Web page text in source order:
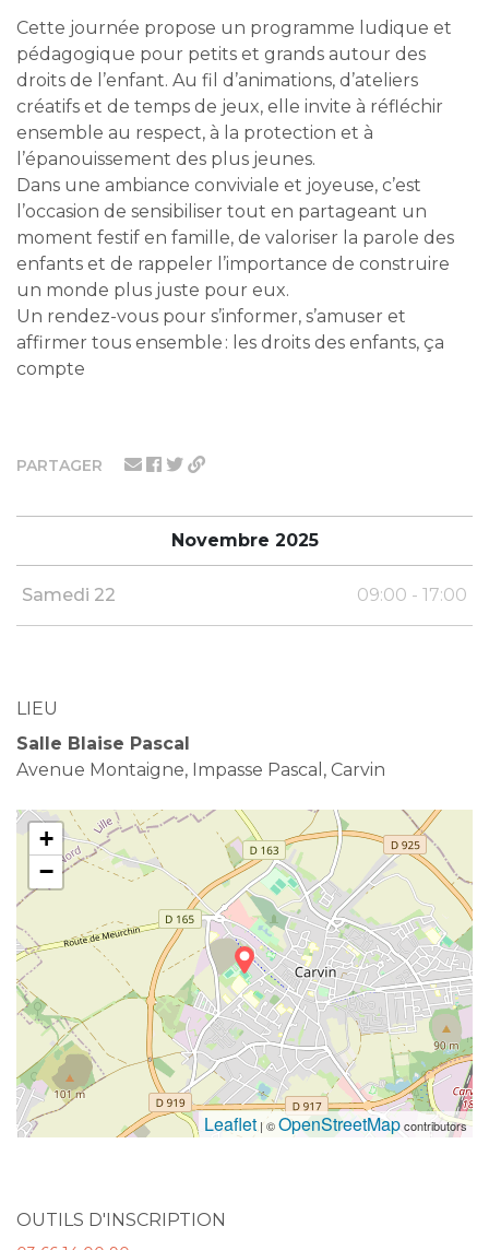
PARTAGER
Novembre 2025
Samedi 22 09:00 - 17:00
LIEU
Salle Blaise Pascal
Avenue Montaigne, Impasse Pascal, Carvin
+
−
Leaflet | ©OpenStreetMapcontributors
OUTILS D'INSCRIPTION
Cette journée propose un programme ludique et
pédagogique pour petits et grands autour des
droits de l’enfant. Au fil d’animations, d’ateliers
créatifs et de temps de jeux, elle invite à réfléchir
ensemble au respect, à la protection et à
l’épanouissement des plus jeunes.
Dans une ambiance conviviale et joyeuse, c’est
l’occasion de sensibiliser tout en partageant un
moment festif en famille, de valoriser la parole des
enfants et de rappeler l’importance de construire
un monde plus juste pour eux.
Un rendez-vous pour s’informer, s’amuser et
affirmer tous ensemble : les droits des enfants, ça
compte